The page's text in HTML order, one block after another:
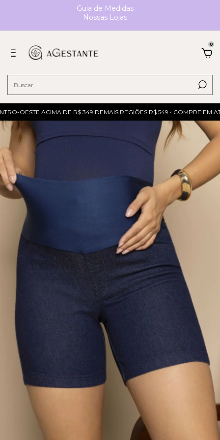
Guia de Medidas
Nossas Lojas
0
OESTE ACIMA DE R$ 349 DEMAIS REGIÕES R$ 549 • COMPRE EM